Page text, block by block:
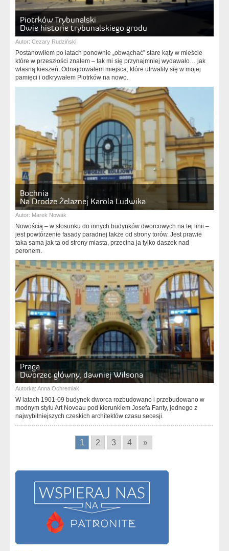
Piotrków Trybunalski
Dwie historie trybunalskiego grodu
Autor: Cezary Rudziński
Postanowiłem po latach ponownie „obwąchać” stare kąty w mieście
które w przeszłości znałem – tak mi się przynajmniej wydawało… jak
własną kieszeń. Odnajdowałem miejsca, które utrwaliły się w mojej
pamięci i odkrywałem Piotrków na nowo.
Bochnia
Na Drodze Żelaznej Karola Ludwika
Autor: Marek Nowak
Nowością – w stosunku do innych budynków dworcowych na tej linii –
jest powtórzenie fasady paradnej także od strony torów. Jest prawie
taka sama jak ta od strony miasta, przecina ja tylko daszek nad
peronem.
Praga
Dworzec główny, dawniej Wilsona
Autorka: Anna Ochremiak
W latach 1901-09 budynek dworca rozbudowano i przebudowano w
modnym stylu Art Noveau pod kierunkiem Josefa Fanty, jednego z
najwybitniejszych czeskich architektów czasu secesji.
1 2 3 4 »